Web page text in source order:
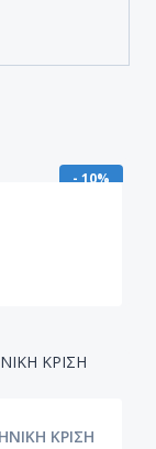
- 10%
ΚΡΙΣΗ